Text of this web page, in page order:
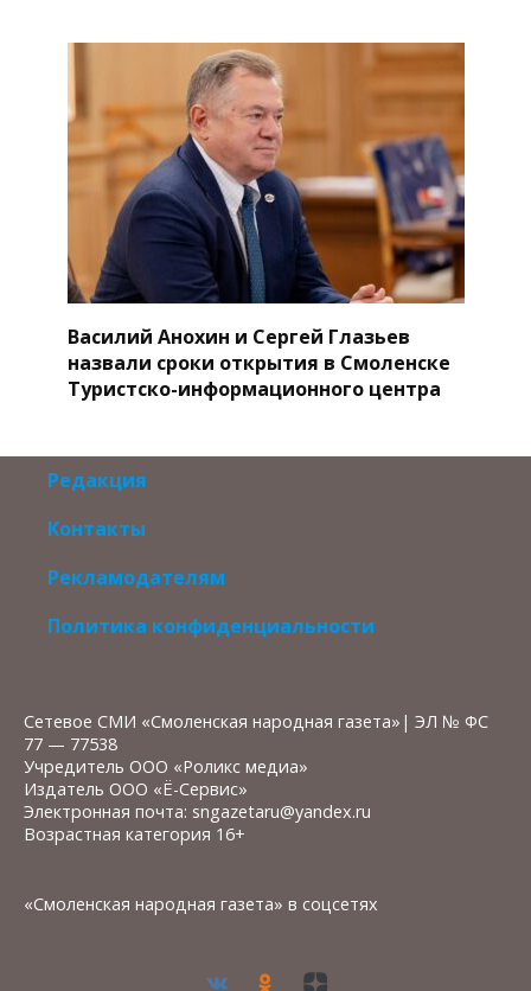
Василий Анохин и Сергей Глазьев
назвали сроки открытия в Смоленске
Туристско-информационного центра
Редакция
Контакты
Рекламодателям
Политика конфиденциальности
Сетевое СМИ «Смоленская народная газета»| ЭЛ № ФС
77 — 77538
Учредитель ООО «Роликс медиа»
Издатель ООО «Ё-Сервис»
Электронная почта: sngazetaru@yandex.ru
Возрастная категория 16+
«Смоленская народная газета» в соцсетях